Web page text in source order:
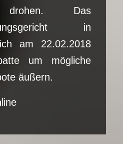
drohen. Das
in
am 22.02.2018
um mögliche
äußern.